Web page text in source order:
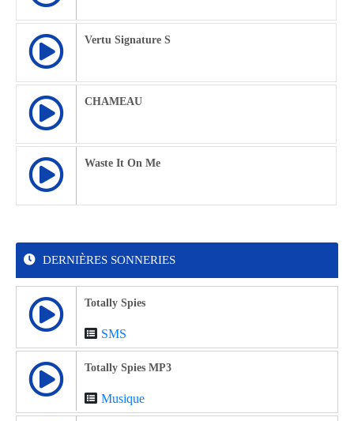
Vertu Signature S
CHAMEAU
Waste It On Me
DERNIÈRES SONNERIES
Totally Spies
SMS
Totally Spies MP3
Musique